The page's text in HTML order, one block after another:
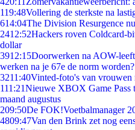
119:48Vollering de sterkste na
614:04The Division Resurgence
2412:52Hackers roven Coldcard-
dollar
3912:15Doorwerken na AOW-
werken na je 67e de norm worden?
3211:40Vinted-foto's van vrouwen
111:21Nieuwe XBOX Game Pass
maand augustus
209:50De FOK!Voetbalmanager
4809:47Van den Brink zet nog